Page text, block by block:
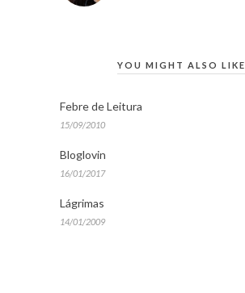
YOU MIGHT ALSO LIKE
Febre de Leitura
15/09/2010
Bloglovin
16/01/2017
Lágrimas
14/01/2009